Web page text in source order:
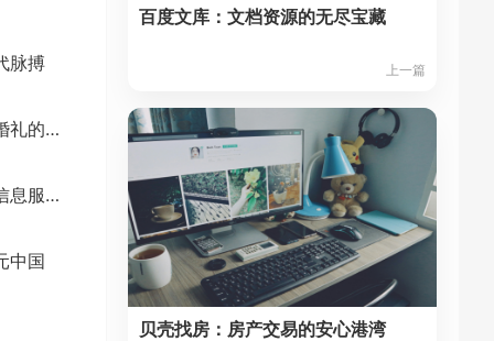
脉搏
婚礼纪网：打造梦幻婚礼的一站式平台
安居客：房产交易的信息服务站
中国
百度文库：文档资源的无尽宝藏
上一篇
贝壳找房：房产交易的安心港湾